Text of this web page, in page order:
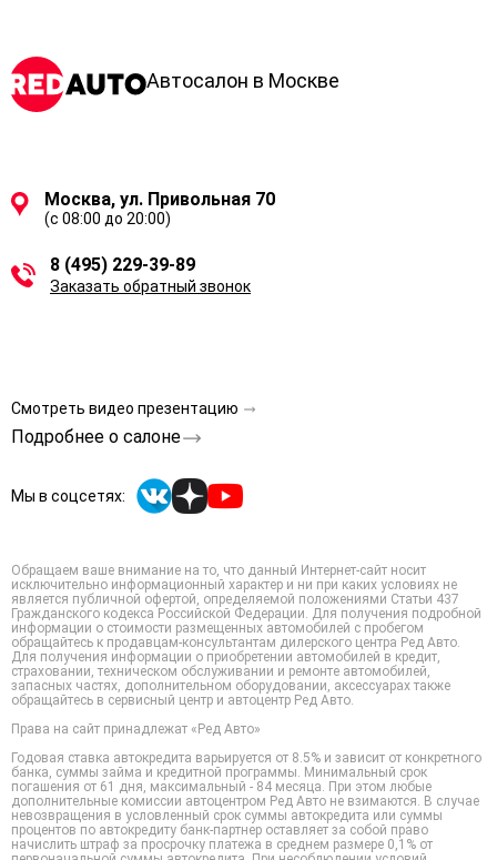
Автосалон в Москве
Москва, ул. Привольная 70
(с 08:00 до 20:00)
8 (495) 229-39-89
Заказать обратный звонок
Смотреть видео презентацию
Подробнее о салоне
Мы в соцсетях:
Обращаем ваше внимание на то, что данный Интернет-сайт носит
исключительно информационный характер и ни при каких условиях не
является публичной офертой, определяемой положениями Статьи 437
Гражданского кодекса Российской Федерации. Для получения подробной
информации о стоимости размещенных автомобилей с пробегом
обращайтесь к продавцам-консультантам дилерского центра Ред Авто.
Для получения информации о приобретении автомобилей в кредит,
страховании, техническом обслуживании и ремонте автомобилей,
запасных частях, дополнительном оборудовании, аксессуарах также
обращайтесь в сервисный центр и автоцентр Ред Авто.
Права на сайт принадлежат «Ред Авто»
Годовая ставка автокредита варьируется от 8.5% и зависит от конкретного
банка, суммы займа и кредитной программы. Минимальный срок
погашения от 61 дня, максимальный - 84 месяца. При этом любые
дополнительные комиссии автоцентром Ред Авто не взимаются. В случае
невозвращения в условленный срок суммы автокредита или суммы
процентов по автокредиту банк-партнер оставляет за собой право
начислить штраф за просрочку платежа в среднем размере 0,1% от